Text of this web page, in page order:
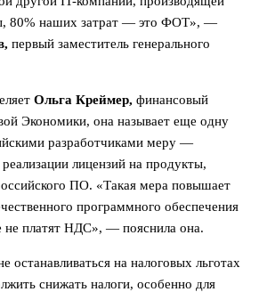
80% наших затрат — это ФОТ», —
первый заместитель генерального
Ольга Креймер, финансовый
Экономики, она называет еще одну
разработчиками меру —
лицензий на продукты,
ПО. «Такая мера повышает
программного обеспечения
не платят НДС», — пояснила она.
останавливаться на налоговых льготах
снижать налоги, особенно для